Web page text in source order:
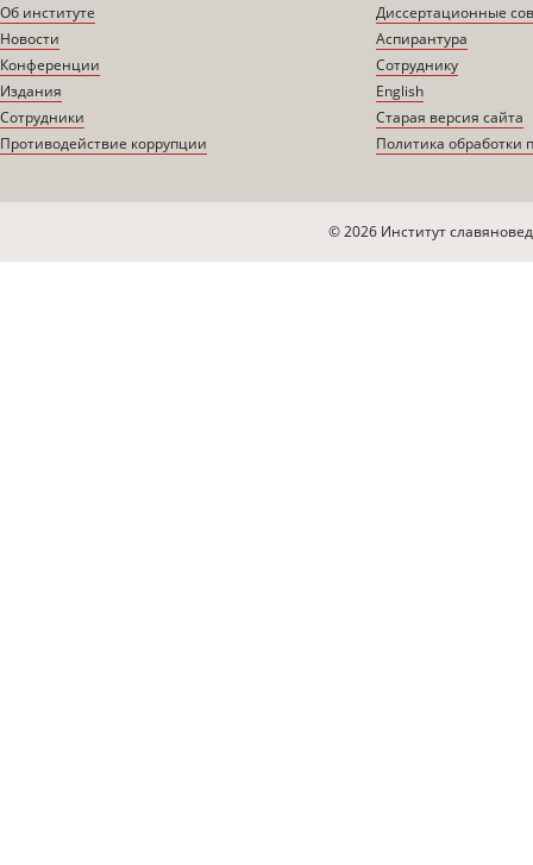
Об институте
Новости
Конференции
Издания
Сотрудники
Противодействие коррупции
Диссертационные
Аспирантура
Сотруднику
English
Старая версия сайта
Политика обработки
© 2026 Институт